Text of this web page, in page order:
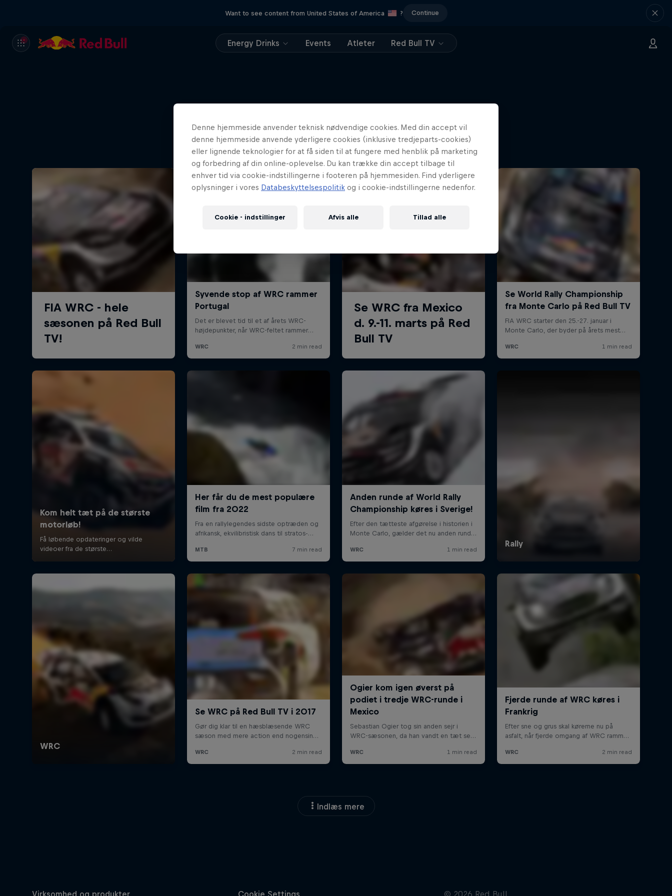
Want to see content from United States of America ? Continue
Energy Drinks Events Atleter Red Bull TV
Mere som dette
Indlæs mere
Denne hjemmeside anvender teknisk nødvendige cookies. Med din accept vil
denne hjemmeside anvende yderligere cookies (inklusive tredjeparts-cookies)
eller lignende teknologier for at få siden til at fungere med henblik på marketing
og forbedring af din online-oplevelse. Du kan trække din accept tilbage til
enhver tid via cookie-indstillingerne i footeren på hjemmesiden. Find yderligere
oplysninger i vores Databeskyttelsespolitik og i cookie-indstillingerne nedenfor.
Cookie - indstillinger Afvis alle Tillad alle